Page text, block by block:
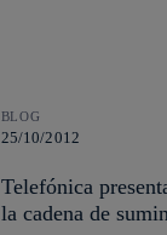
BLOG
25/10/2012
Telefónica
la cadena de